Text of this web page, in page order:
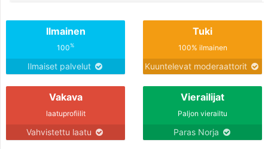
Ilmainen
100%
Ilmaiset palvelut
Tuki
100% ilmainen
Kuuntelevat moderaattorit
Vakava
laatuprofiilit
Vahvistettu laatu
Vierailijat
Paljon vierailtu
Paras Norja